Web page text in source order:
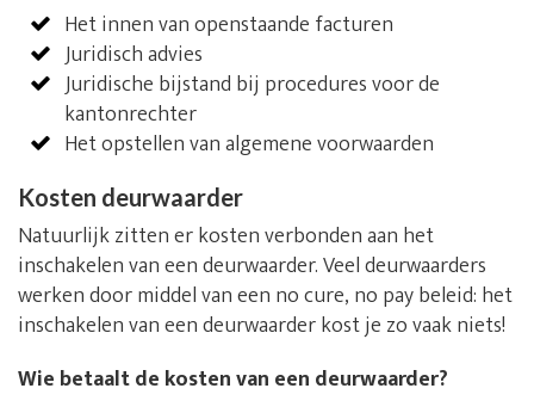
Het innen van openstaande facturen
Juridisch advies
Juridische bijstand bij procedures voor de
kantonrechter
Het opstellen van algemene voorwaarden
Kosten deurwaarder
Natuurlijk zitten er kosten verbonden aan het
inschakelen van een deurwaarder. Veel deurwaarders
werken door middel van een no cure, no pay beleid: het
inschakelen van een deurwaarder kost je zo vaak niets!
Wie betaalt de kosten van een deurwaarder?